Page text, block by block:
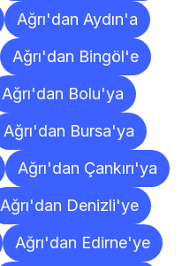
Ağrı'dan Aydın'a
Ağrı'dan Bingöl'e
Ağrı'dan Bolu'ya
Ağrı'dan Bursa'ya
Ağrı'dan Çankırı'ya
Ağrı'dan Denizli'ye
Ağrı'dan Edirne'ye